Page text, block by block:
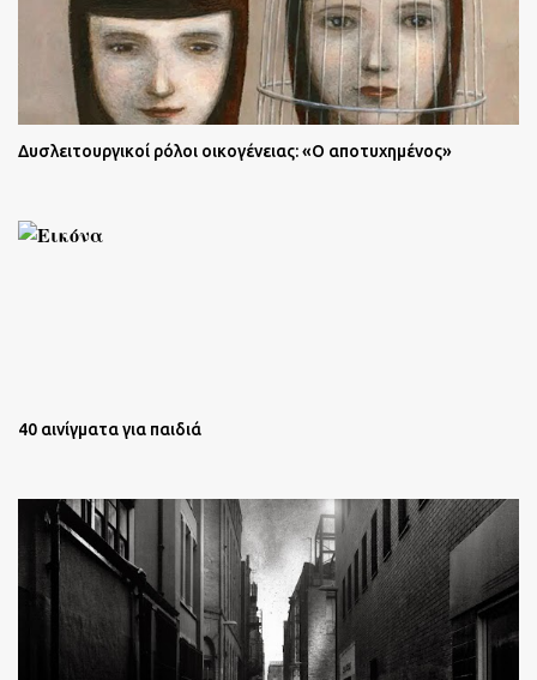
Δυσλειτουργικοί ρόλοι οικογένειας: «Ο αποτυχημένος»
40 αινίγματα για παιδιά